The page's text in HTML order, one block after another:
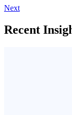
Next
Recent